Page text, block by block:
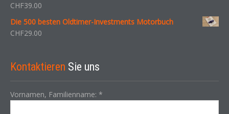
CHF39.00
Die 500 besten Oldtimer-Investments Motorbuch
CHF29.00
Kontaktieren Sie uns
Vornamen, Familienname: *